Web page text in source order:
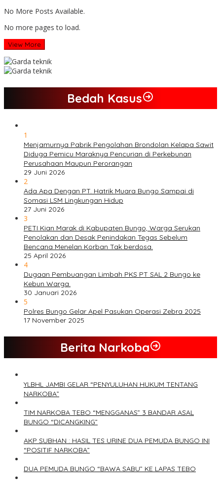
No More Posts Available.
No more pages to load.
View More
Bedah Kasus
1
Menjamurnya Pabrik Pengolahan Brondolan Kelapa Sawit
Diduga Pemicu Maraknya Pencurian di Perkebunan
Perusahaan Maupun Perorangan
29 Juni 2026
2
Ada Apa Dengan PT. Hatrik Muara Bungo Sampai di
Somasi LSM Lingkungan Hidup
27 Juni 2026
3
PETI Kian Marak di Kabupaten Bungo, Warga Serukan
Penolakan dan Desak Penindakan Tegas Sebelum
Bencana Menelan Korban Tak berdosa.
25 April 2026
4
Dugaan Pembuangan Limbah PKS PT SAL 2 Bungo ke
Kebun Warga.
30 Januari 2026
5
Polres Bungo Gelar Apel Pasukan Operasi Zebra 2025
17 November 2025
Berita Narkoba
YLBHL JAMBI GELAR “PENYULUHAN HUKUM TENTANG
NARKOBA”
TIM NARKOBA TEBO “MENGGANAS” 3 BANDAR ASAL
BUNGO “DICANGKING”
AKP SUBHAN : HASIL TES URINE DUA PEMUDA BUNGO INI
“POSITIF NARKOBA”
DUA PEMUDA BUNGO “BAWA SABU” KE LAPAS TEBO